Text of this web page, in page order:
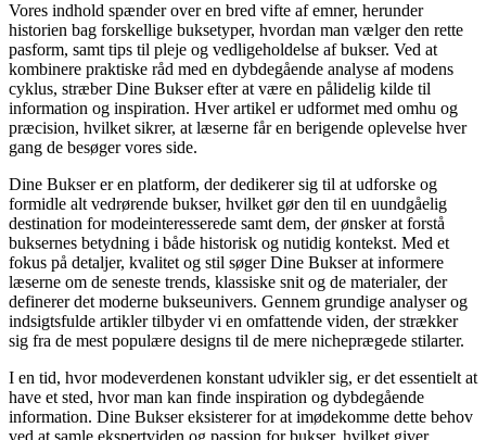
Vores indhold spænder over en bred vifte af emner, herunder
historien bag forskellige buksetyper, hvordan man vælger den rette
pasform, samt tips til pleje og vedligeholdelse af bukser. Ved at
kombinere praktiske råd med en dybdegående analyse af modens
cyklus, stræber Dine Bukser efter at være en pålidelig kilde til
information og inspiration. Hver artikel er udformet med omhu og
præcision, hvilket sikrer, at læserne får en berigende oplevelse hver
gang de besøger vores side.
Dine Bukser er en platform, der dedikerer sig til at udforske og
formidle alt vedrørende bukser, hvilket gør den til en uundgåelig
destination for modeinteresserede samt dem, der ønsker at forstå
buksernes betydning i både historisk og nutidig kontekst. Med et
fokus på detaljer, kvalitet og stil søger Dine Bukser at informere
læserne om de seneste trends, klassiske snit og de materialer, der
definerer det moderne bukseunivers. Gennem grundige analyser og
indsigtsfulde artikler tilbyder vi en omfattende viden, der strækker
sig fra de mest populære designs til de mere nicheprægede stilarter.
I en tid, hvor modeverdenen konstant udvikler sig, er det essentielt at
have et sted, hvor man kan finde inspiration og dybdegående
information. Dine Bukser eksisterer for at imødekomme dette behov